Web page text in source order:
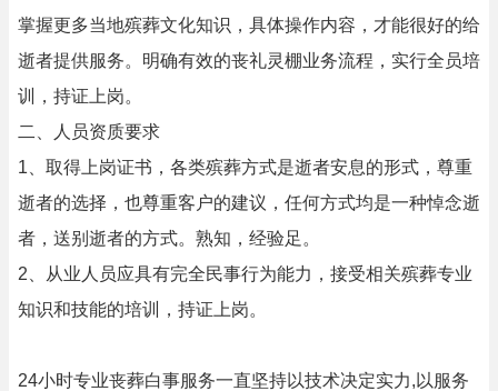
掌握更多当地殡葬文化知识，具体操作内容，才能很好的给
逝者提供服务。明确有效的丧礼灵棚业务流程，实行全员培
训，持证上岗。
二、人员资质要求
1、取得上岗证书，各类殡葬方式是逝者安息的形式，尊重
逝者的选择，也尊重客户的建议，任何方式均是一种悼念逝
者，送别逝者的方式。熟知，经验足。
2、从业人员应具有完全民事行为能力，接受相关殡葬专业
知识和技能的培训，持证上岗。
24小时专业丧葬白事服务一直坚持以技术决定实力,以服务